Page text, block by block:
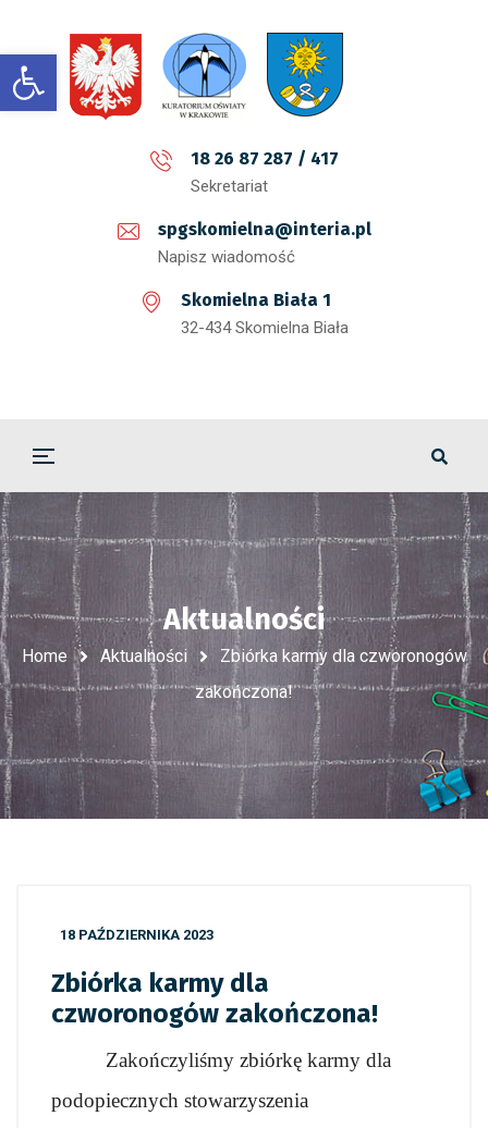
Open toolbar
18 26 87 287 / 417
Sekretariat
spgskomielna@interia.pl
Napisz wiadomość
Skomielna Biała 1
32-434 Skomielna Biała
Aktualności
Home Aktualności
Zbiórka karmy dla czworonogów
zakończona!
18 PAŹDZIERNIKA 2023
Zbiórka karmy dla
czworonogów zakończona!
Zakończyliśmy zbiórkę karmy dla
podopiecznych stowarzyszenia